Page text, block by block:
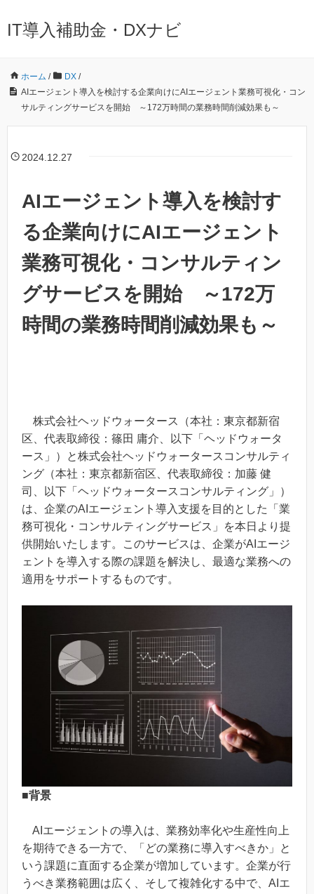
IT導入補助金・DXナビ
ホーム / DX /
AIエージェント導入を検討する企業向けにAIエージェント業務可視化・コン
サルティングサービスを開始 ～172万時間の業務時間削減効果も～
2024.12.27
AIエージェント導入を検討す
る企業向けにAIエージェント
業務可視化・コンサルティン
グサービスを開始 ～172万
時間の業務時間削減効果も～
株式会社ヘッドウォータース（本社：東京都新宿
区、代表取締役：篠田 庸介、以下「ヘッドウォータ
ース」）と株式会社ヘッドウォータースコンサルティ
ング（本社：東京都新宿区、代表取締役：加藤 健
司、以下「ヘッドウォータースコンサルティング」）
は、企業のAIエージェント導入支援を目的とした「業
務可視化・コンサルティングサービス」を本日より提
供開始いたします。このサービスは、企業がAIエージ
ェントを導入する際の課題を解決し、最適な業務への
適用をサポートするものです。
■背景
AIエージェントの導入は、業務効率化や生産性向上
を期待できる一方で、「どの業務に導入すべきか」と
いう課題に直面する企業が増加しています。企業が行
うべき業務範囲は広く、そして複雑化する中で、AIエ